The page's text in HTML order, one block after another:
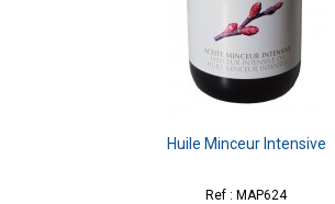
Huile Minceur Intensive
Ref : MAP624